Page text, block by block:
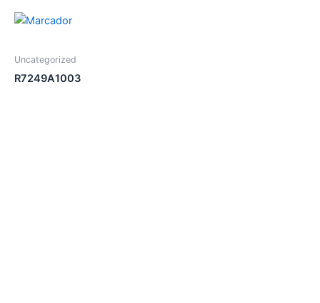
Uncategorized
R7249A1003